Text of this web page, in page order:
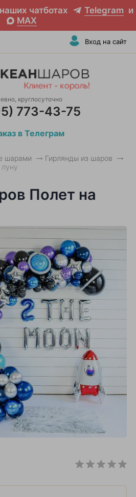
чатботах Telegram и
MAX
Вход на сайт
круглосуточно
773-43-75
в Телеграм
шарами
Гирлянды из шаров
Полет на